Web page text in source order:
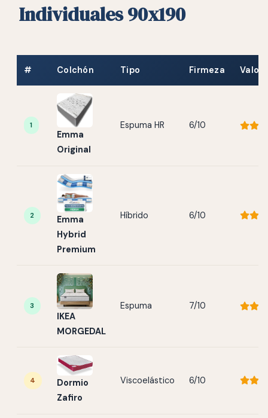
Individuales 90x190
# Colchón Tipo Firmeza
1
Emma
Original
Espuma HR 6/10
2
Emma
Hybrid
Premium
Híbrido 6/10
3
IKEA
MORGEDAL
Espuma 7/10
4
Dormio
Zafiro
Viscoelástico 6/10